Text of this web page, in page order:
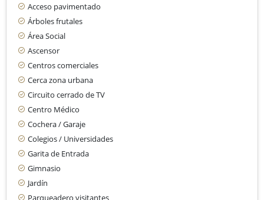
Acceso pavimentado
Árboles frutales
Área Social
Ascensor
Centros comerciales
Cerca zona urbana
Circuito cerrado de TV
Centro Médico
Cochera / Garaje
Colegios / Universidades
Garita de Entrada
Gimnasio
Jardín
Parqueadero visitantes